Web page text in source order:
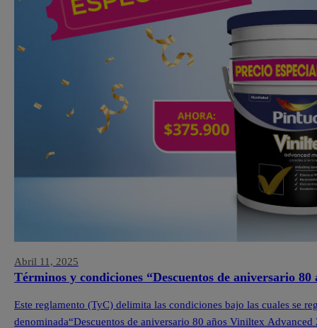
Abril 11, 2025
Términos y condiciones “Descuentos de aniversario
Este reglamento (TyC) delimita las condiciones bajo las cuales se
denominada“Descuentos de aniversario 80 años Viniltex